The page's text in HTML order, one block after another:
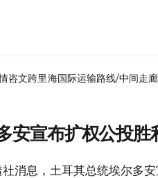
咨文跨里海国际运输路线/中间走廊
安宣布扩权公投
消息，土耳其总统埃尔多